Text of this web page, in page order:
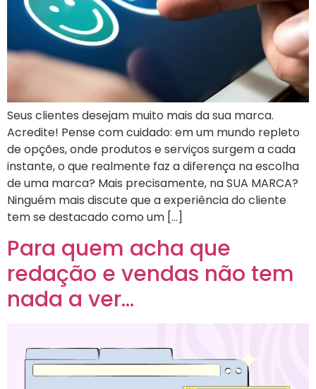
Seus clientes desejam muito mais da sua marca.
Acredite! Pense com cuidado: em um mundo repleto
de opções, onde produtos e serviços surgem a cada
instante, o que realmente faz a diferença na escolha
de uma marca? Mais precisamente, na SUA MARCA?
Ninguém mais discute que a experiência do cliente
tem se destacado como um […]
Para quem acha que
redação e vendas não tem
nada a ver…